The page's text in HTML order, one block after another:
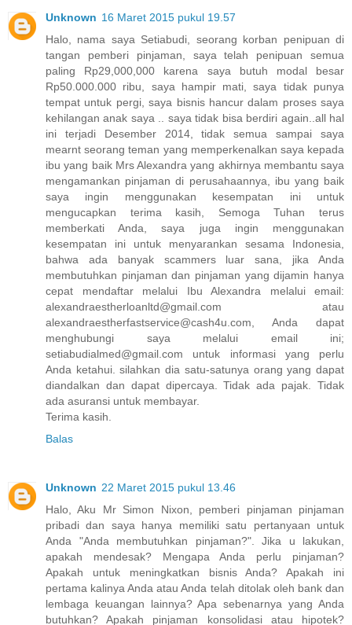
Unknown 16 Maret 2015 pukul 19.57
Halo, nama saya Setiabudi, seorang korban penipuan di
tangan pemberi pinjaman, saya telah penipuan semua
paling Rp29,000,000 karena saya butuh modal besar
Rp50.000.000 ribu, saya hampir mati, saya tidak punya
tempat untuk pergi, saya bisnis hancur dalam proses saya
kehilangan anak saya .. saya tidak bisa berdiri again..all hal
ini terjadi Desember 2014, tidak semua sampai saya
mearnt seorang teman yang memperkenalkan saya kepada
ibu yang baik Mrs Alexandra yang akhirnya membantu saya
mengamankan pinjaman di perusahaannya, ibu yang baik
saya ingin menggunakan kesempatan ini untuk
mengucapkan terima kasih, Semoga Tuhan terus
memberkati Anda, saya juga ingin menggunakan
kesempatan ini untuk menyarankan sesama Indonesia,
bahwa ada banyak scammers luar sana, jika Anda
membutuhkan pinjaman dan pinjaman yang dijamin hanya
cepat mendaftar melalui Ibu Alexandra melalui email:
alexandraestherloanltd@gmail.com atau
alexandraestherfastservice@cash4u.com, Anda dapat
menghubungi saya melalui email ini;
setiabudialmed@gmail.com untuk informasi yang perlu
Anda ketahui. silahkan dia satu-satunya orang yang dapat
diandalkan dan dapat dipercaya. Tidak ada pajak. Tidak
ada asuransi untuk membayar.
Terima kasih.
Balas
Unknown 22 Maret 2015 pukul 13.46
Halo, Aku Mr Simon Nixon, pemberi pinjaman pinjaman
pribadi dan saya hanya memiliki satu pertanyaan untuk
Anda "Anda membutuhkan pinjaman?". Jika u lakukan,
apakah mendesak? Mengapa Anda perlu pinjaman?
Apakah untuk meningkatkan bisnis Anda? Apakah ini
pertama kalinya Anda atau Anda telah ditolak oleh bank dan
lembaga keuangan lainnya? Apa sebenarnya yang Anda
butuhkan? Apakah pinjaman konsolidasi atau hipotek?